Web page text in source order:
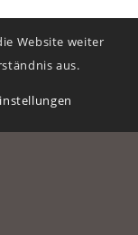
Website weiter
aus.